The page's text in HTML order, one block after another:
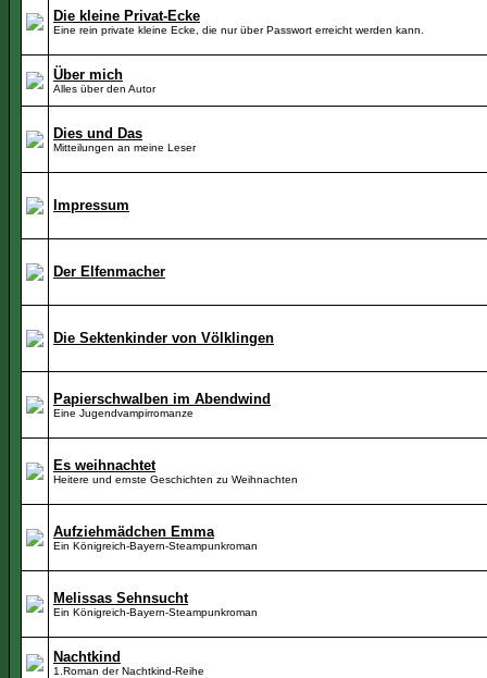
Die kleine Privat-Ecke
Eine rein private kleine Ecke, die nur über Passwort erreicht werden kann.
Über mich
Alles über den Autor
Dies und Das
Mitteilungen an meine Leser
Impressum
Der Elfenmacher
Die Sektenkinder von Völklingen
Papierschwalben im Abendwind
Eine Jugendvampirromanze
Es weihnachtet
Heitere und ernste Geschichten zu Weihnachten
Aufziehmädchen Emma
Ein Königreich-Bayern-Steampunkroman
Melissas Sehnsucht
Ein Königreich-Bayern-Steampunkroman
Nachtkind
1.Roman der Nachtkind-Reihe